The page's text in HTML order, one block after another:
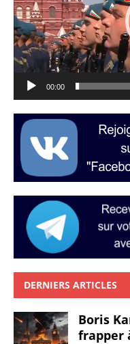
00:00
DERNIERS ARTICLES
Boris
frapper